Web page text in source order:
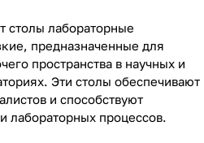
столы лабораторные
предназначенные для
пространства в научных и
Эти столы обеспечивают
и способствуют
лабораторных процессов.